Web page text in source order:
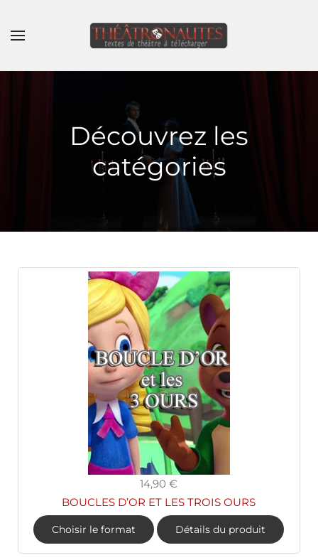
Skip to main content
Découvrez les
catégories
14,90 €
BOUCLES D’OR ET LES TROIS OURS
Choisir le format Détails du produit